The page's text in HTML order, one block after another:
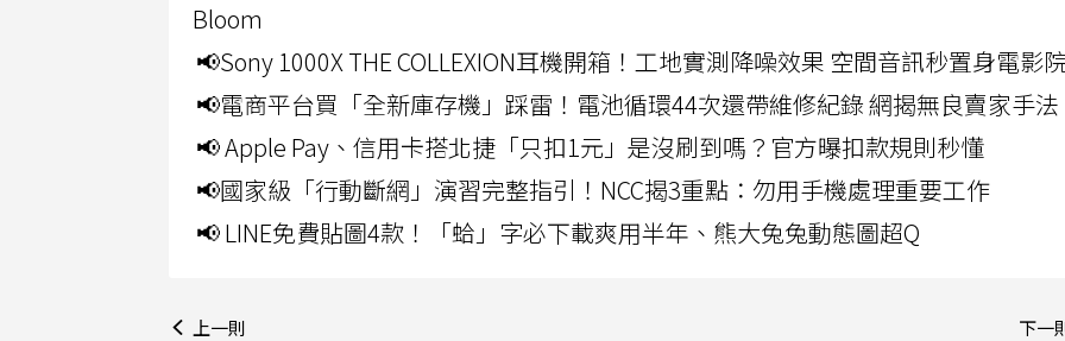
Bloom
📢Sony 1000X THE COLLEXION耳機開箱！工地實測降噪效果 空間音訊秒置身電影
📢電商平台買「全新庫存機」踩雷！電池循環44次還帶維修紀錄 網揭無良賣家手法
📢 Apple Pay、信用卡搭北捷「只扣1元」是沒刷到嗎？官方曝扣款規則秒懂
📢國家級「行動斷網」演習完整指引！NCC揭3重點：勿用手機處理重要工作
📢 LINE免費貼圖4款！「蛤」字必下載爽用半年、熊大兔兔動態圖超Q
上一則 下一